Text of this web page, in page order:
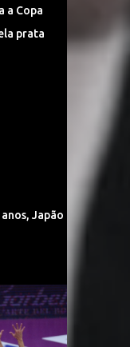
a Copa
prata
Japão